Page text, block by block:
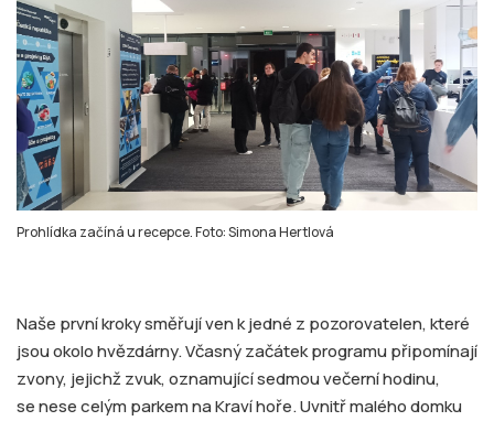
Prohlídka začíná u recepce. Foto: Simona Hertlová
Naše první kroky směřují ven k jedné z pozorovatelen, které
jsou okolo hvězdárny. Včasný začátek programu připomínají
zvony, jejichž zvuk, oznamující sedmou večerní hodinu,
se nese celým parkem na Kraví hoře. Uvnitř malého domku